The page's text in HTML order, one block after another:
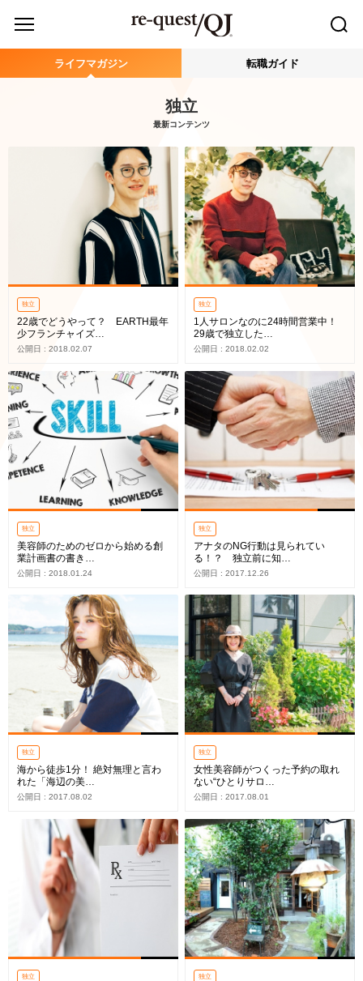
ライフマガジン 転職ガイド
独立
最新コンテンツ
独立
22歳でどうやって？ EARTH最年
少フランチャイズ…
公開日 : 2018.02.07
独立
1人サロンなのに24時間営業中！
29歳で独立した…
公開日 : 2018.02.02
独立
美容師のためのゼロから始める創
業計画書の書き…
公開日 : 2018.01.24
独立
アナタのNG行動は見られてい
る！？ 独立前に知…
公開日 : 2017.12.26
独立
海から徒歩1分！ 絶対無理と言わ
れた「海辺の美…
公開日 : 2017.08.02
独立
女性美容師がつくった予約の取れ
ない“ひとりサロ…
公開日 : 2017.08.01
独立 独立